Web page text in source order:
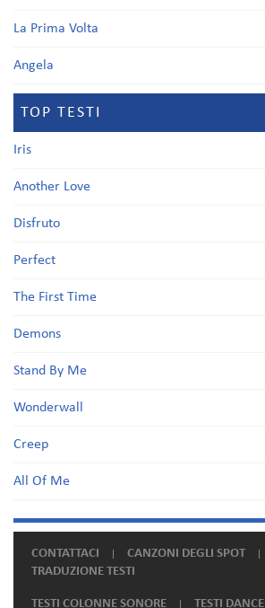
La Prima Volta
Angela
TOP TESTI
Iris
Another Love
Disfruto
Perfect
The First Time
Demons
Stand By Me
Wonderwall
Creep
All Of Me
CONTATTACI
CANZONI DEGLI SPOT
TRADUZIONE TESTI
TESTI COLONNE SONORE TESTI DANCE